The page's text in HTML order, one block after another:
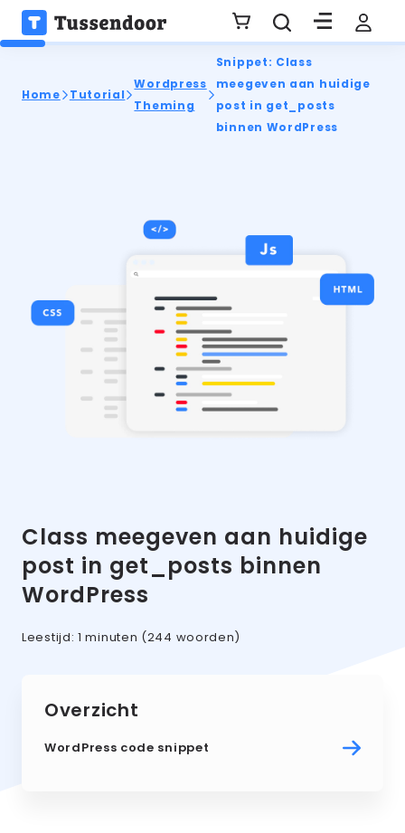
Home Tutorial
Wordpress
Theming
Snippet: Class
meegeven aan huidige
post in get_posts
binnen WordPress
Class meegeven aan huidige
post in get_posts binnen
WordPress
Leestijd:1 minuten (244 woorden)
Overzicht
WordPress code snippet